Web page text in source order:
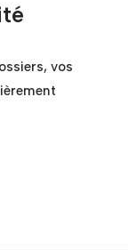
vos